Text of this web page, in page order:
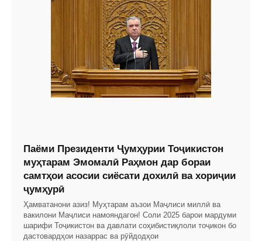
Паёми Президенти Ҷумҳурии Тоҷикистон
муҳтарам Эмомалӣ Раҳмон дар бораи
самтҳои асосии сиёсати дохилӣ ва хориҷии
ҷумҳурӣ
Ҳамватанони азиз! Муҳтарам аъзои Маҷлиси миллӣ ва
вакилони Маҷлиси намояндагон! Соли 2025 барои мардуми
шарифи Тоҷикистон ва давлати соҳибистиқлоли тоҷикон бо
дастовардҳои назаррас ва рӯйдодҳои